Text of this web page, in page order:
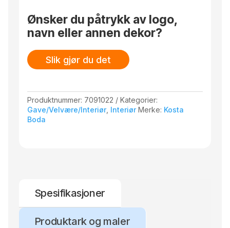
light
beige
305mm
Ønsker du påtrykk av logo,
navn eller annen dekor?
Slik gjør du det
Produktnummer: 7091022
Kategorier:
Gave/Velvære/Interiør, Interiør Merke: Kosta
Boda
Spesifikasjoner
Produktark og maler